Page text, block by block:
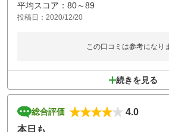
残念な点
カートがティーグランドで自動停止しない
各コース ターゲット方向わからない 等
平均スコア：80～89
投稿日：2020/12/20
この口コミは参考になり
続きを見る
総合評価
4.0
本日も